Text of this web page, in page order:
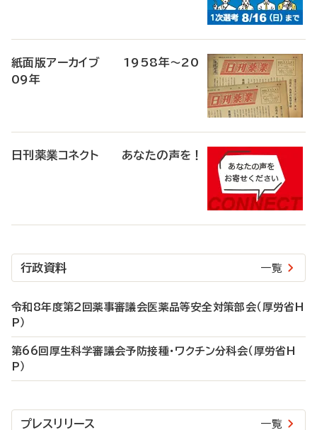
紙面版アーカイブ 1958年～20
09年
日刊薬業コネクト あなたの声を！
行政資料 一覧
令和8年度第2回薬事審議会医薬品等安全対策部会（厚労省H
P）
第66回厚生科学審議会予防接種・ワクチン分科会（厚労省H
P）
プレスリリース 一覧